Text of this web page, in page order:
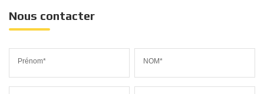
Nous contacter
Prénom* NOM*